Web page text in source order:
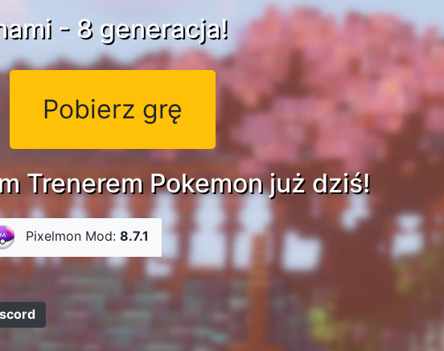
- 8 generacja!
Pobierz grę
Trenerem Pokemon już dziś!
Pixelmon Mod: 8.7.1